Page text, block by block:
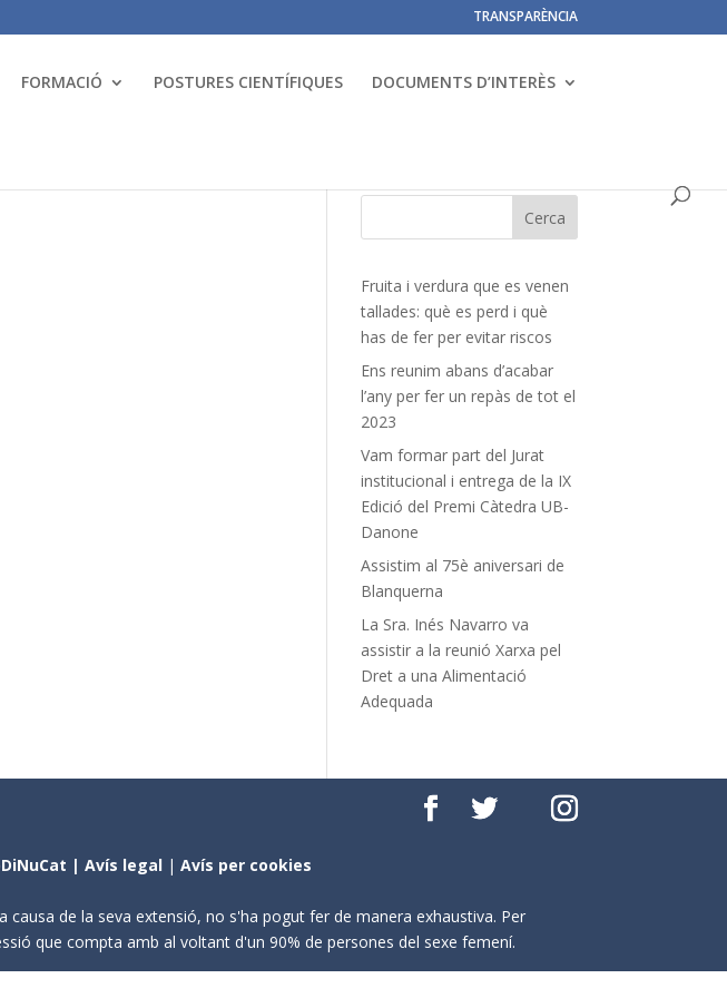
TRANSPARÈNCIA
FORMACIÓ POSTURES CIENTÍFIQUES DOCUMENTS D’INTERÈS
Fruita i verdura que es venen
tallades: què es perd i què
has de fer per evitar riscos
Ens reunim abans d’acabar
l’any per fer un repàs de tot el
2023
Vam formar part del Jurat
institucional i entrega de la IX
Edició del Premi Càtedra UB-
Danone
Assistim al 75è aniversari de
Blanquerna
La Sra. Inés Navarro va
assistir a la reunió Xarxa pel
Dret a una Alimentació
Adequada
|Avís legal |Avís per cookies
de la seva extensió, no s'ha pogut fer de manera exhaustiva. Per
que compta amb al voltant d'un 90% de persones del sexe femení.